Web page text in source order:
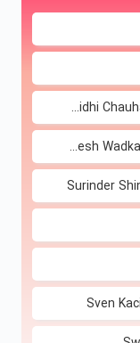
دانلود آهنگ های سانیجی چاهان | Sunidhi Chauhan
دانلود آهنگ های Suresh Wadkar | Suresh Wadkar